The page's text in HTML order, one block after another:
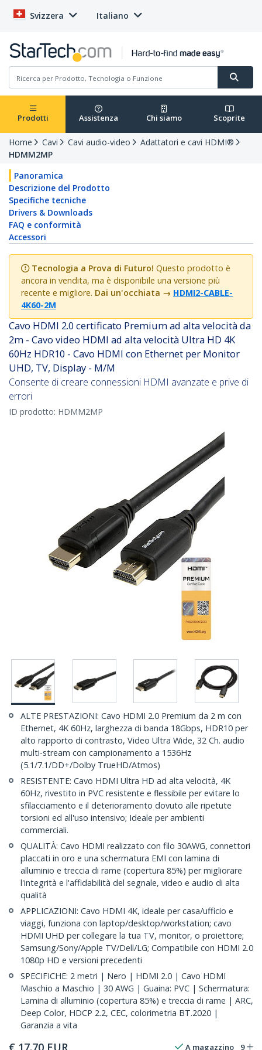
Svizzera Italiano
Prodotti Assistenza Chi siamo Scoprite
Home Cavi Cavi audio-video
Adattatori e cavi HDMI®
HDMM2MP
Panoramica
Descrizione del Prodotto
Specifiche tecniche
Drivers & Downloads
FAQ e conformità
Accessori
Tecnologia a Prova di Futuro! Questo prodotto è
ancora in vendita, ma è disponibile una versione più
recente e migliore. Dai un'occhiata → HDMI2-CABLE-
4K60-2M
Cavo HDMI 2.0 certificato Premium ad alta velocità da
2m - Cavo video HDMI ad alta velocità Ultra HD 4K
60Hz HDR10 - Cavo HDMI con Ethernet per Monitor
UHD, TV, Display - M/M
Consente di creare connessioni HDMI avanzate e prive di
errori
ID prodotto: HDMM2MP
ALTE PRESTAZIONI: Cavo HDMI 2.0 Premium da 2 m con
Ethernet, 4K 60Hz, larghezza di banda 18Gbps, HDR10 per
alto rapporto di contrasto, Video Ultra Wide, 32 Ch. audio
multi-stream con campionamento a 1536Hz
(5.1/7.1/DD+/Dolby TrueHD/Atmos)
RESISTENTE: Cavo HDMI Ultra HD ad alta velocità, 4K
60Hz, rivestito in PVC resistente e flessibile per evitare lo
sfilacciamento e il deterioramento dovuto alle ripetute
torsioni ed all'uso intensivo; Ideale per ambienti
commerciali.
QUALITÀ: Cavo HDMI realizzato con filo 30AWG, connettori
placcati in oro e una schermatura EMI con lamina di
alluminio e treccia di rame (copertura 85%) per migliorare
l'integrità e l'affidabilità del segnale, video e audio di alta
qualità
APPLICAZIONI: Cavo HDMI 4K, ideale per casa/ufficio e
viaggi, funziona con laptop/desktop/workstation; cavo
HDMI UHD per collegare la tua TV, monitor, o proiettore;
Samsung/Sony/Apple TV/Dell/LG; Compatibile con HDMI 2.0
1080p HD e versioni precedenti
SPECIFICHE: 2 metri | Nero | HDMI 2.0 | Cavo HDMI
Maschio a Maschio | 30 AWG | Guaina: PVC | Schermatura:
Lamina di alluminio (copertura 85%) e treccia di rame | ARC,
Deep Color, HDCP 2.2, CEC, colorimetria BT.2020 |
Garanzia a vita
€ 17.70 EUR A magazzino 9